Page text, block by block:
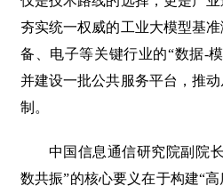
夯实统一权威的工业大模型基
备、电子等关键行业的“数据-
并建设一批公共服务平台，推
制。
中国信息通信研究院副院
数共振”的核心要义在于构建“